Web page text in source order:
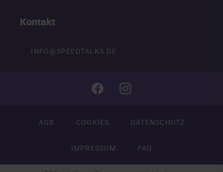
Kontakt
INFO@SPEEDTALKS.DE
AGB COOKIES DATENSCHUTZ
IMPRESSUM FAQ